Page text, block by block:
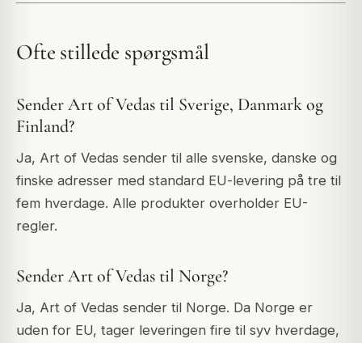
Ofte stillede spørgsmål
Sender Art of Vedas til Sverige, Danmark og
Finland?
Ja, Art of Vedas sender til alle svenske, danske og
finske adresser med standard EU-levering på tre til
fem hverdage. Alle produkter overholder EU-
regler.
Sender Art of Vedas til Norge?
Ja, Art of Vedas sender til Norge. Da Norge er
uden for EU, tager leveringen fire til syv hverdage,